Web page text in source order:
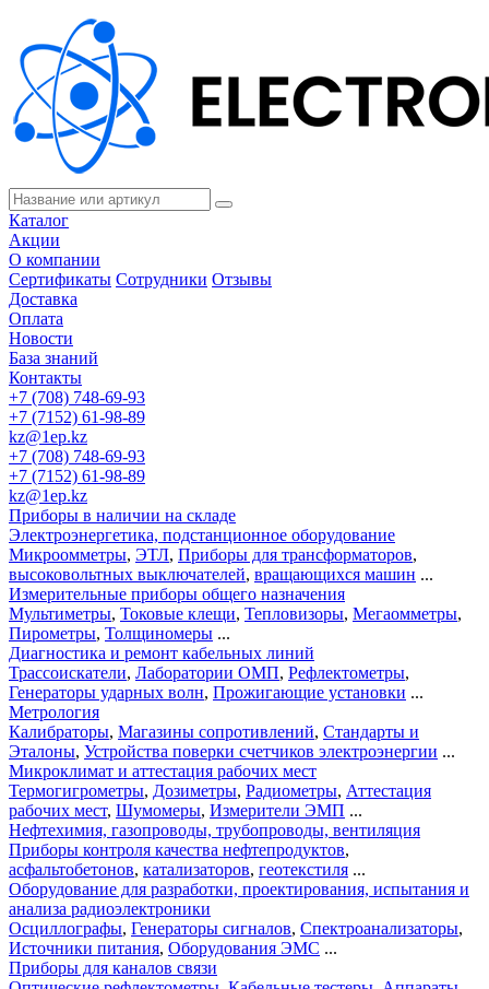
Каталог
Акции
О компании
Сертификаты Сотрудники Отзывы
Доставка
Оплата
Новости
База знаний
Контакты
+7 (708) 748-69-93
+7 (7152) 61-98-89
kz@1ep.kz
+7 (708) 748-69-93
+7 (7152) 61-98-89
kz@1ep.kz
Приборы в наличии на складе
Электроэнергетика, подстанционное оборудование
Микроомметры, ЭТЛ, Приборы для трансформаторов,
высоковольтных выключателей, вращающихся машин ...
Измерительные приборы общего назначения
Мультиметры, Токовые клещи, Тепловизоры, Мегаомметры,
Пирометры, Толщиномеры ...
Диагностика и ремонт кабельных линий
Трассоискатели, Лаборатории ОМП, Рефлектометры,
Генераторы ударных волн, Прожигающие установки ...
Метрология
Калибраторы, Магазины сопротивлений, Стандарты и
Эталоны, Устройства поверки счетчиков электроэнергии ...
Микроклимат и аттестация рабочих мест
Термогигрометры, Дозиметры, Радиометры, Аттестация
рабочих мест, Шумомеры, Измерители ЭМП ...
Нефтехимия, газопроводы, трубопроводы, вентиляция
Приборы контроля качества нефтепродуктов,
асфальтобетонов, катализаторов, геотекстиля ...
Оборудование для разработки, проектирования, испытания и
анализа радиоэлектроники
Осциллографы, Генераторы сигналов, Спектроанализаторы,
Источники питания, Оборудования ЭМС ...
Приборы для каналов связи